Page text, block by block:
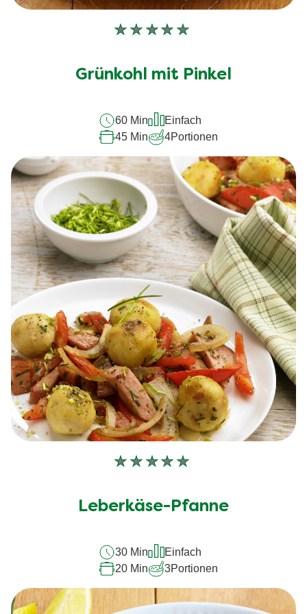
Keine
für
abgegeben
Grünkohl mit Pinkel
60 Min
Einfach
45 Min
4Portionen
Keine
für
abgegeben
Leberkäse-Pfanne
30 Min
Einfach
20 Min
3Portionen